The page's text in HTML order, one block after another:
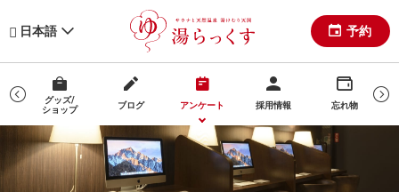
日本語 予約
グッズ/
ショップ
ブログ アンケート 採用情報 忘れ物